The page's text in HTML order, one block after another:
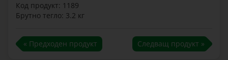
Код продукт: 1189
Брутно тегло: 3.2 кг
« Предходен продукт Следващ продукт »